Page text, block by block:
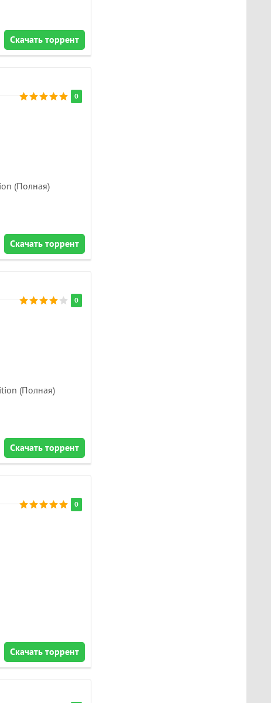
Скачать торрент
0
(Полная)
Скачать торрент
0
(Полная)
Скачать торрент
0
Скачать торрент